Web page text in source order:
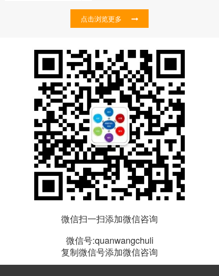
点击浏览更多
微信扫一扫添加微信咨询
微信号:quanwangchuli
复制微信号添加微信咨询